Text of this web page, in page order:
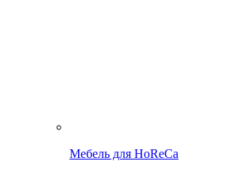
Мебель для HoReCa